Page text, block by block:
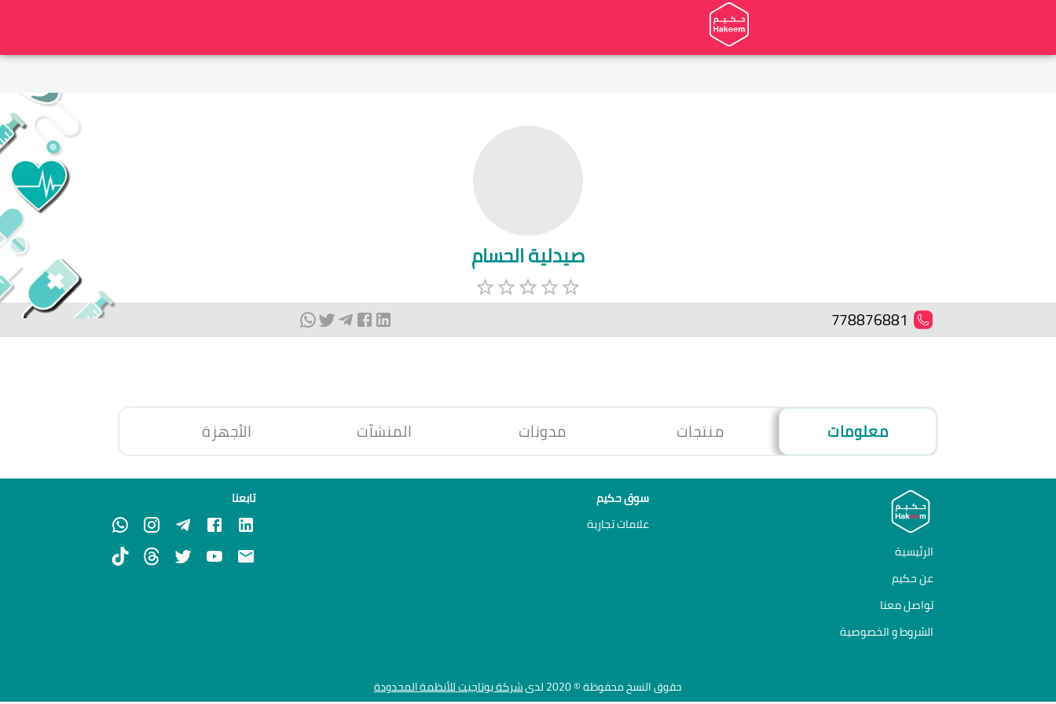
صيدلية الحسام
778876881
معلومات منتجات مدونات المنشآت الأجهزة
الرئيسية
عن حكيم
تواصل معنا
الشروط و الخصوصية
سوق حكيم
علامات تجارية
تابعنا
حقوق النسخ محفوظة © 2020 لدى شركة يوتاجيت للأنظمة المحدودة